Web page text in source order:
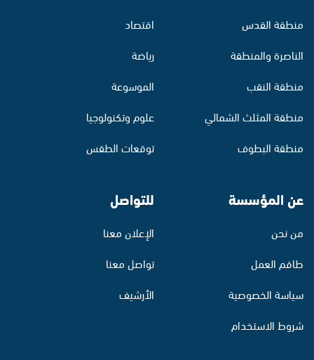
منطقة القدس
الناصرة والمنطقة
منطقة النقب
منطقة المثلث الشمالي
منطقة البطوف
اقتصاد
رياضة
الموسوعة
علوم وتكنولوجيا
توقعات الطقس
عن المؤسسة
من نحن
طاقم العمل
سياسة الخصوصية
شروط الاستخدام
للتواصل
الإعلان معنا
تواصل معنا
الأرشيف